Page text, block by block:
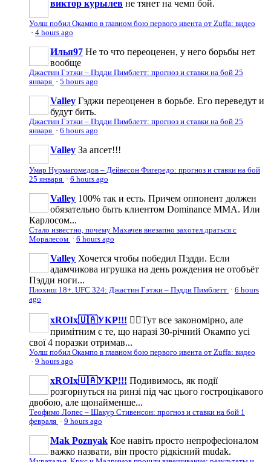
виктор курылев не тянет на чемп бой.
Уолш побил Окампо в главном бою первого ивента от Zuffa: видео
· 4 hours ago
Илья97 Не то что переоценен, у него борьбы нет
вообще
Джастин Гэтжи – Пэдди Пимблетт: прогноз и ставки на бой 25
января · 5 hours ago
Valley Гэджи переоценен в борьбе. Его переведут и
будут бить.
Джастин Гэтжи – Пэдди Пимблетт: прогноз и ставки на бой 25
января · 6 hours ago
Valley За апсет!!!
Умар Нурмагомедов – Дейвесон Фигередо: прогноз и ставки на бой
25 января · 6 hours ago
Valley 100% так и есть. Причем оппонент должен
обязательно быть клиентом Dominance MMA. Или
Карлосом...
Стало известно, почему Махачев внезапно захотел драться с
Моралесом · 6 hours ago
Valley Хочется чтобы победил Пэдди. Если
адамчикова игрушка на день рождения не отобъёт
Пэдди ноги...
Плохиш 18+. UFC 324: Джастин Гэтжи – Пэдди Пимблетт · 6 hours
ago
xROIx🇺🇦УКР!!! ☝🏼Тут все закономірно, але
примітним є те, що наразі 30-річний Окампо усі
свої 4 поразки отримав...
Уолш побил Окампо в главном бою первого ивента от Zuffa: видео
· 9 hours ago
xROIx🇺🇦УКР!!! Подивимось, як події
розгорнуться на ринзі під час цього гостроцікавого
двобою, але щонайменше...
Теофимо Лопес – Шакур Стивенсон: прогноз и ставки на бой 1
февраля · 9 hours ago
Mak Poznyak Кое навіть просто непрофесіоналом
важко назвати, він просто рідкісний mudak.